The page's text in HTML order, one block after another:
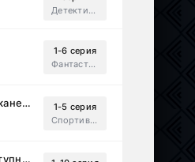
Детектив, Русский
1-6 серия
Фантастика, Триллер, Драма
Настоящий американец / Всеамериканский (2018)
1-5 серия
Спортивный, Зарубежный, Драма
Мыслить как преступник: Эволюция (2022)